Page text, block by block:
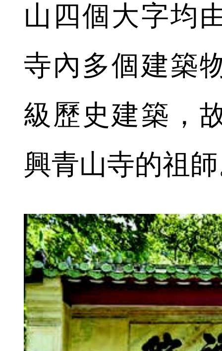
山四個大字均
寺內多個建築
級歷史建築，
興青山寺的祖